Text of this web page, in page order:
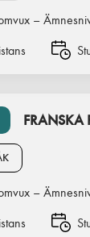
–
FRANSKA
–